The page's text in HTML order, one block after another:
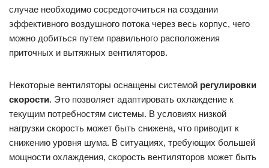
случае необходимо сосредоточиться на создании
эффективного воздушного потока через весь корпус, чего
можно добиться путем правильного расположения
приточных и вытяжных вентиляторов.
Некоторые вентиляторы оснащены системой регулировки
скорости. Это позволяет адаптировать охлаждение к
текущим потребностям системы. В условиях низкой
нагрузки скорость может быть снижена, что приводит к
снижению уровня шума. В ситуациях, требующих большей
мощности охлаждения, скорость вентиляторов может быть